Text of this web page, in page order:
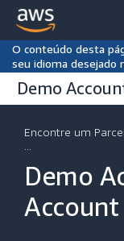
O conteúdo desta
seu idioma desejado
Demo
Encontre um
Demo
Account